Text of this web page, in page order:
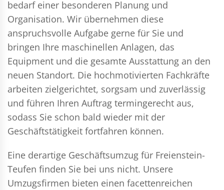
bedarf einer besonderen Planung und
Organisation. Wir übernehmen diese
anspruchsvolle Aufgabe gerne für Sie und
bringen Ihre maschinellen Anlagen, das
Equipment und die gesamte Ausstattung an den
neuen Standort. Die hochmotivierten Fachkräfte
arbeiten zielgerichtet, sorgsam und zuverlässig
und führen Ihren Auftrag termingerecht aus,
sodass Sie schon bald wieder mit der
Geschäftstätigkeit fortfahren können.
Eine derartige Geschäftsumzug für Freienstein-
Teufen finden Sie bei uns nicht. Unsere
Umzugsfirmen bieten einen facettenreichen